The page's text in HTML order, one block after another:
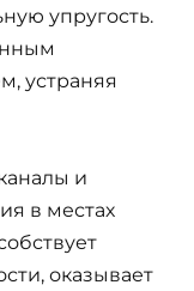
упругость.
устраняя
и
в местах
оказывает